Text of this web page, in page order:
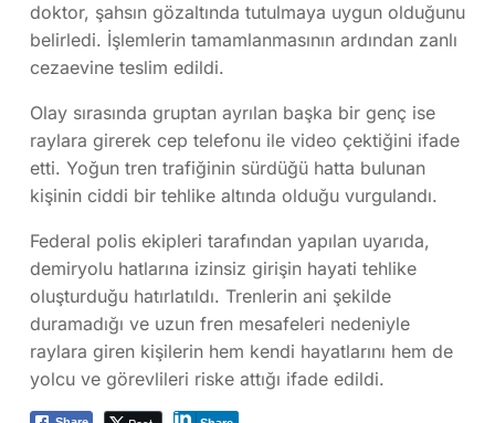
doktor, şahsın gözaltında tutulmaya uygun olduğunu
belirledi. İşlemlerin tamamlanmasının ardından zanlı
cezaevine teslim edildi.
Olay sırasında gruptan ayrılan başka bir genç ise
raylara girerek cep telefonu ile video çektiğini ifade
etti. Yoğun tren trafiğinin sürdüğü hatta bulunan
kişinin ciddi bir tehlike altında olduğu vurgulandı.
Federal polis ekipleri tarafından yapılan uyarıda,
demiryolu hatlarına izinsiz girişin hayati tehlike
oluşturduğu hatırlatıldı. Trenlerin ani şekilde
duramadığı ve uzun fren mesafeleri nedeniyle
raylara giren kişilerin hem kendi hayatlarını hem de
yolcu ve görevlileri riske attığı ifade edildi.